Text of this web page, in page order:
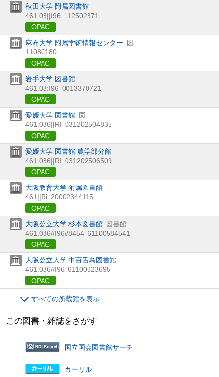
秋田大学 附属図書館
461.03||I96 112502371
OPAC
麻布大学 附属学術情報センター
図
11080180
OPAC
岩手大学 図書館
461.03:I96 0013370721
OPAC
愛媛大学 図書館 図
461.036||RI 031202504835
OPAC
愛媛大学 図書館 農学部分館
461.036||RI 031202506509
OPAC
大阪教育大学 附属図書館
461||Ri 20002344115
OPAC
大阪公立大学 杉本図書館 図書館
461.036//I96//8454 61100584541
OPAC
大阪公立大学 中百舌鳥図書館
461.036//I96 61100623695
OPAC
すべての所蔵館を表示
この図書・雑誌をさがす
国立国会図書館サーチ
カーリル